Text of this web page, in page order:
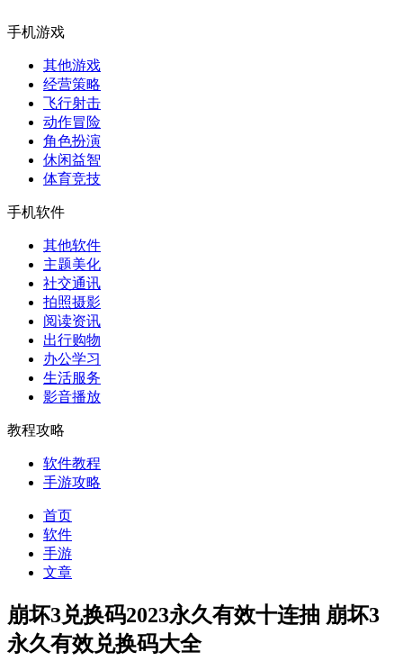
手机游戏
其他游戏
经营策略
飞行射击
动作冒险
角色扮演
休闲益智
体育竞技
手机软件
其他软件
主题美化
社交通讯
拍照摄影
阅读资讯
出行购物
办公学习
生活服务
影音播放
教程攻略
软件教程
手游攻略
首页
软件
手游
文章
崩坏3兑换码2023永久有效十连抽 崩坏3
永久有效兑换码大全